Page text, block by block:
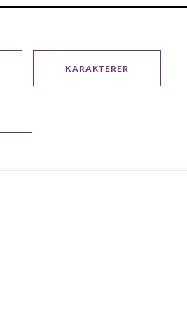
KARAKTERER